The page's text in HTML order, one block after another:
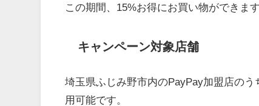
この期間、15%お得にお買い物ができます
キャンペーン対象店舗
埼玉県ふじみ野市内のPayPay加盟店のう
用可能です。